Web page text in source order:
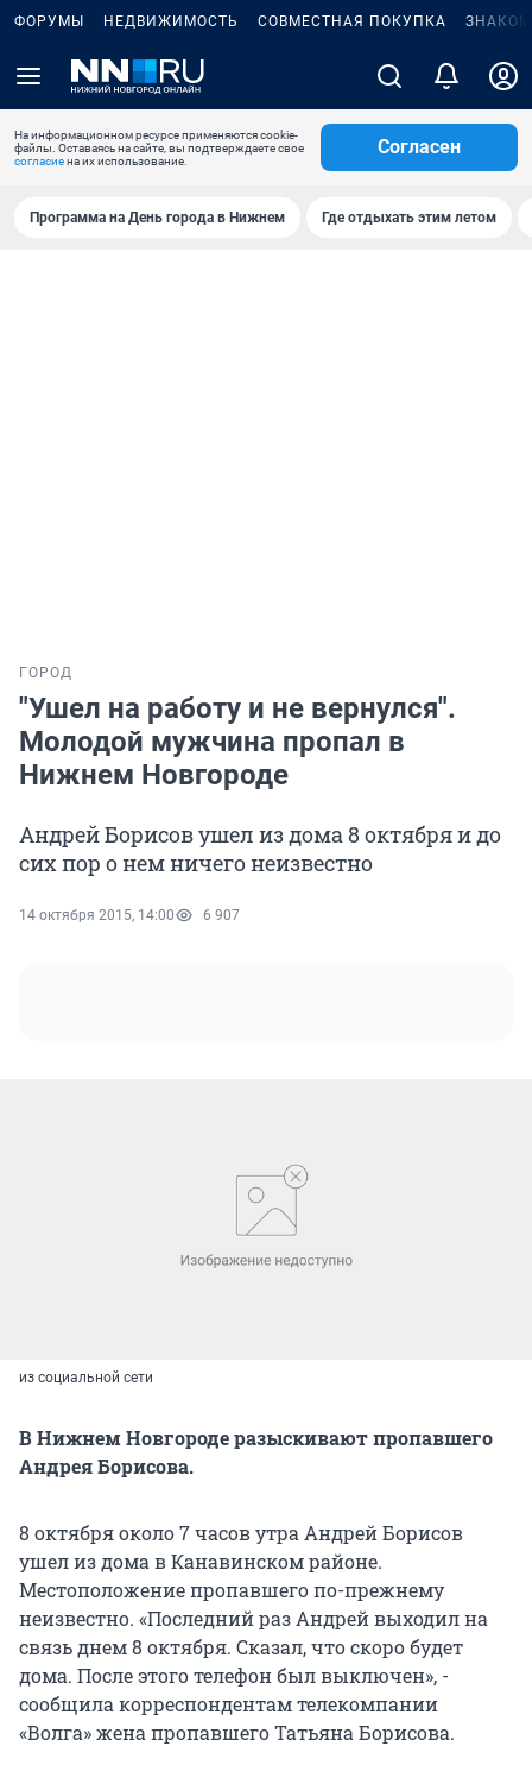
ФОРУМЫ НЕДВИЖИМОСТЬ СОВМЕСТНАЯ ПОКУПКА
На информационном ресурсе применяются cookie-
файлы. Оставаясь на сайте, вы подтверждаете свое
согласиена их использование.
Согласен
Программа на День города в Нижнем Где отдыхать этим летом
ГОРОД
"Ушел на работу и не вернулся".
Молодой мужчина пропал в
Нижнем Новгороде
Андрей Борисов ушел из дома 8 октября и до
сих пор о нем ничего неизвестно
14 октября 2015, 14:00 6 907
из социальной сети
В Нижнем Новгороде разыскивают пропавшего
Андрея Борисова.
8 октября около 7 часов утра Андрей Борисов
ушел из дома в Канавинском районе.
Местоположение пропавшего по-прежнему
неизвестно. «Последний раз Андрей выходил на
связь днем 8 октября. Сказал, что скоро будет
дома. После этого телефон был выключен», -
сообщила корреспондентам телекомпании
«Волга» жена пропавшего Татьяна Борисова.